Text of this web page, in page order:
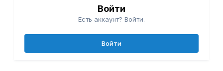
Войти
Есть аккаунт? Войти.
Войти